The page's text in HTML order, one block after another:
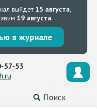
выйдет15 августа,
19 августа.
в журнале
Поиск
57-53